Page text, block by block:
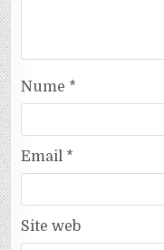
Nume *
Email *
Site web